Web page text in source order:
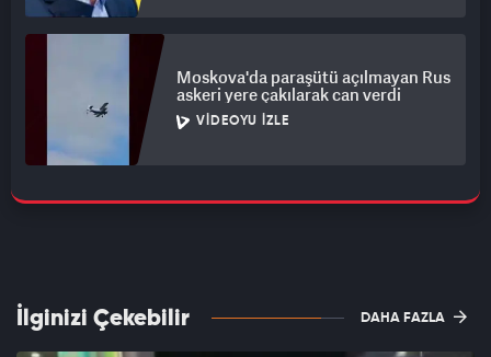
Moskova'da paraşütü açılmayan Rus
askeri yere çakılarak can verdi
VIDEOYU İZLE
İlginizi Çekebilir DAHA FAZLA